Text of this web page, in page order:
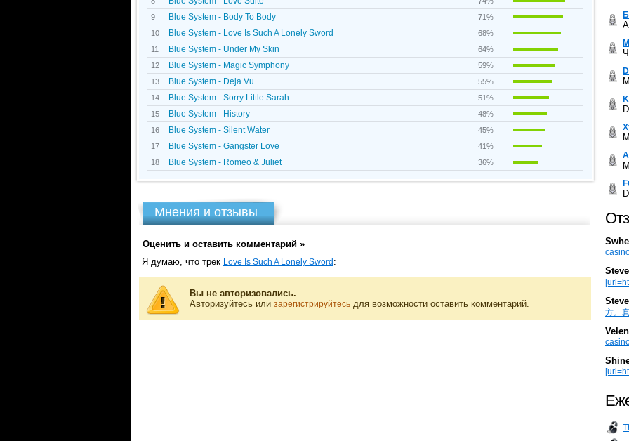
9
Blue System - Body To Body
71%
10
Blue System - Love Is Such A Lonely Sword
68%
11
Blue System - Under My Skin
64%
12
Blue System - Magic Symphony
59%
13
Blue System - Dejа Vu
55%
14
Blue System - Sorry Little Sarah
51%
15
Blue System - History
48%
16
Blue System - Silent Water
45%
17
Blue System - Gangster Love
41%
18
Blue System - Romeo & Juliet 36%
Мнения и отзывы
Оценить и оставить комментарий »
Я думаю, что трек Love Is Such A Lonely Sword :
Вы не авторизовались.
Авторизуйтесь или зарегистрируйтесь для возможности оставить комментарий.
方。